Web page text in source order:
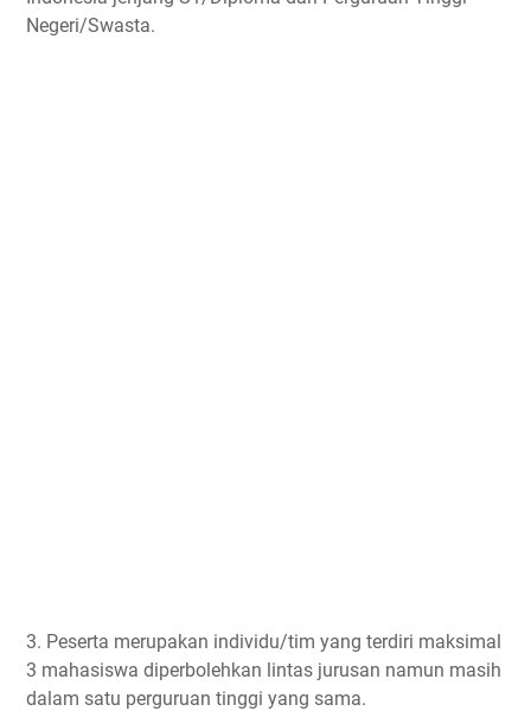
Negeri/Swasta.
3. Peserta merupakan individu/tim yang terdiri maksimal
3 mahasiswa diperbolehkan lintas jurusan namun masih
dalam satu perguruan tinggi yang sama.